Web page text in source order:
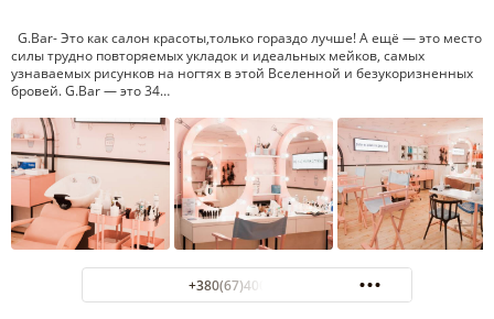
G.Bar- Это как салон красоты,только гораздо лучше! А ещё — это место
силы трудно повторяемых укладок и идеальных мейков, самых
узнаваемых рисунков на ногтях в этой Вселенной и безукоризненных
бровей. G.Bar — это 34…
+380(67)400-81-11